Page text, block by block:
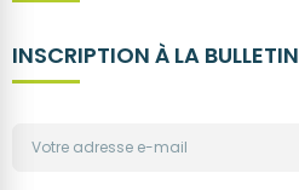
INSCRIPTION À LA BULLETIN